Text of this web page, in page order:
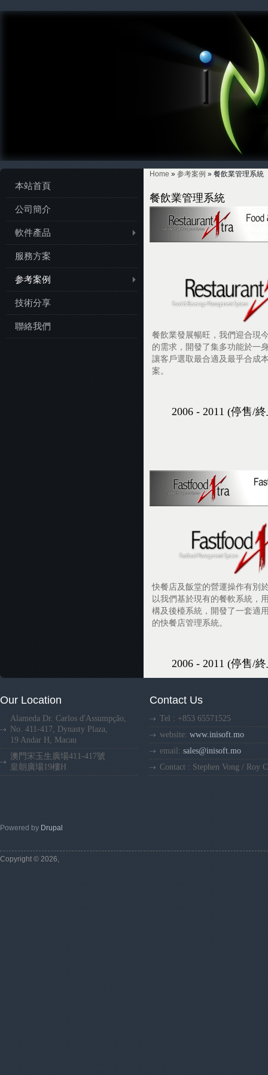
Home » 参考案例 » 餐飲業管理系統
餐飲業管理系統
餐飲業發展暢旺，我們迎合現
的需求，開發了集多功能於一
讓客戶選取最合適及最乎合成
案。
2006 - 2011 (停售/
快餐店及飯堂的營運操作有別
以我們基於現有的餐軟系統，
構及後檯系統，開發了一套適
的快餐店管理系統。
2006 - 2011 (停售/
本站首頁
公司簡介
軟件產品
服務方案
参考案例
技術分享
聯絡我們
Our Location
Alameda Dr. Carlos d'Assumpção,
No. 411-417, Dynasty Plaza,
19 Andar H, Macau
澳門宋玉生廣場411-417號
皇朝廣場19樓H
Contact Us
Tel : +853 65571525
website: www.inisoft.mo
email: sales@inisoft.mo
Contact : Stephen Vong / Roy
Powered by Drupal
Copyright © 2026,